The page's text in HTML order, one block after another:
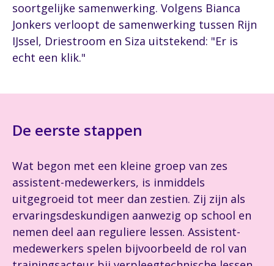
soortgelijke samenwerking. Volgens Bianca
Jonkers verloopt de samenwerking tussen Rijn
IJssel, Driestroom en Siza uitstekend: "Er is
echt een klik."
De eerste stappen
Wat begon met een kleine groep van zes
assistent-medewerkers, is inmiddels
uitgegroeid tot meer dan zestien. Zij zijn als
ervaringsdeskundigen aanwezig op school en
nemen deel aan reguliere lessen. Assistent-
medewerkers spelen bijvoorbeeld de rol van